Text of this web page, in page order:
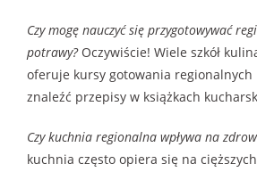
Czy mogę nauczyć się przygotowywać
potrawy? Oczywiście! Wiele szkół
oferuje kursy gotowania regionalnych
znaleźć przepisy w książkach
Czy kuchnia regionalna wpływa na
kuchnia często opiera się na